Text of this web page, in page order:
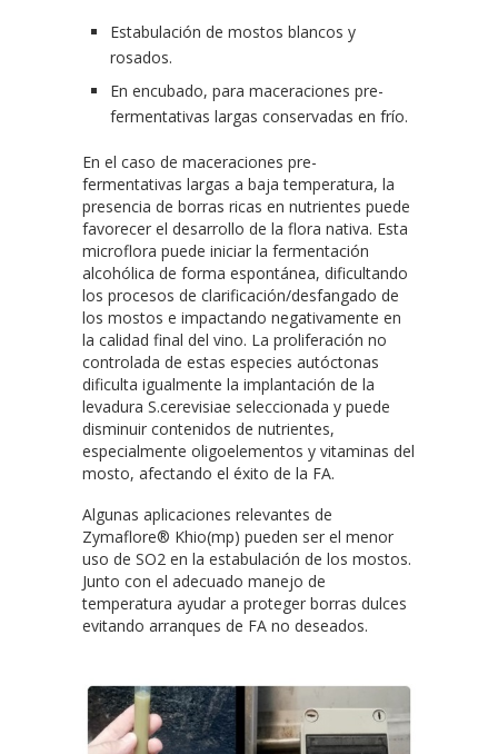
Estabulación de mostos blancos y
rosados.
En encubado, para maceraciones pre-
fermentativas largas conservadas en frío.
En el caso de maceraciones pre-
fermentativas largas a baja temperatura, la
presencia de borras ricas en nutrientes puede
favorecer el desarrollo de la flora nativa. Esta
microflora puede iniciar la fermentación
alcohólica de forma espontánea, dificultando
los procesos de clarificación/desfangado de
los mostos e impactando negativamente en
la calidad final del vino. La proliferación no
controlada de estas especies autóctonas
dificulta igualmente la implantación de la
levadura S.cerevisiae seleccionada y puede
disminuir contenidos de nutrientes,
especialmente oligoelementos y vitaminas del
mosto, afectando el éxito de la FA.
Algunas aplicaciones relevantes de
Zymaflore® Khio(mp) pueden ser el menor
uso de SO2 en la estabulación de los mostos.
Junto con el adecuado manejo de
temperatura ayudar a proteger borras dulces
evitando arranques de FA no deseados.